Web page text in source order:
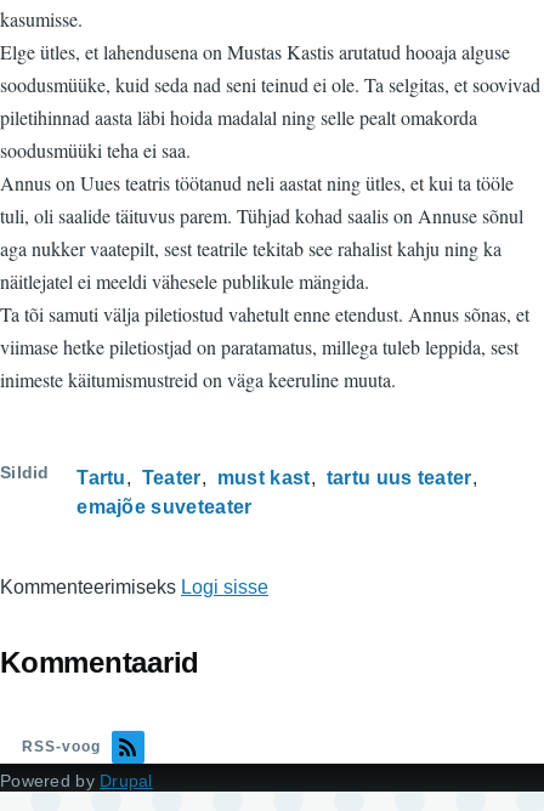
kasumisse.
Elge ütles, et lahendusena on Mustas Kastis arutatud hooaja alguse
soodusmüüke, kuid seda nad seni teinud ei ole. Ta selgitas, et soovivad
piletihinnad aasta läbi hoida madalal ning selle pealt omakorda
soodusmüüki teha ei saa.
Annus on Uues teatris töötanud neli aastat ning ütles, et kui ta tööle
tuli, oli saalide täituvus parem. Tühjad kohad saalis on Annuse sõnul
aga nukker vaatepilt, sest teatrile tekitab see rahalist kahju ning ka
näitlejatel ei meeldi vähesele publikule mängida.
Ta tõi samuti välja piletiostud vahetult enne etendust. Annus sõnas, et
viimase hetke piletiostjad on paratamatus, millega tuleb leppida, sest
inimeste käitumismustreid on väga keeruline muuta.
Sildid Tartu Teater must kast
tartu uus teater
emajõe suveteater
Kommenteerimiseks Logi sisse
Kommentaarid
RSS-voog
Powered by Drupal